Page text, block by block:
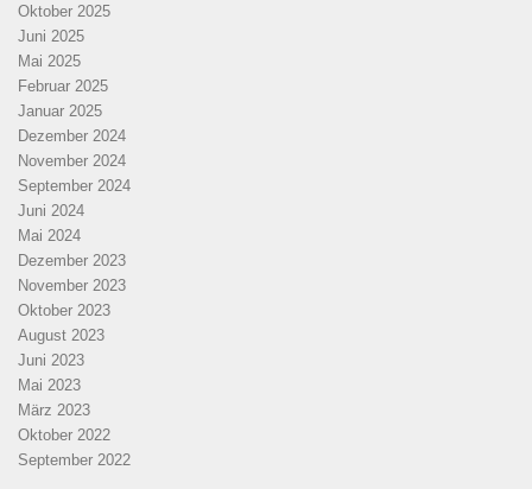
Oktober 2025
Juni 2025
Mai 2025
Februar 2025
Januar 2025
Dezember 2024
November 2024
September 2024
Juni 2024
Mai 2024
Dezember 2023
November 2023
Oktober 2023
August 2023
Juni 2023
Mai 2023
März 2023
Oktober 2022
September 2022